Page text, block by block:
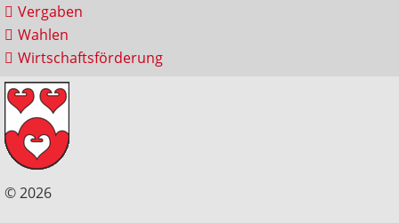
Vergaben
Wahlen
Wirtschaftsförderung
© 2026